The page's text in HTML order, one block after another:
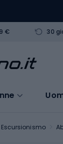
€ 30
Escursionismo